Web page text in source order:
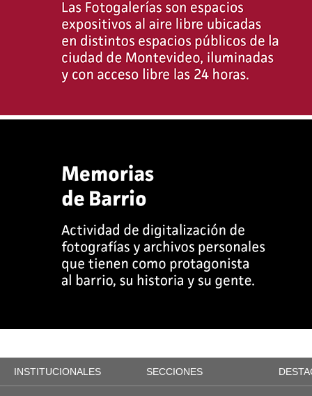
INSTITUCIONALES SECCIONES